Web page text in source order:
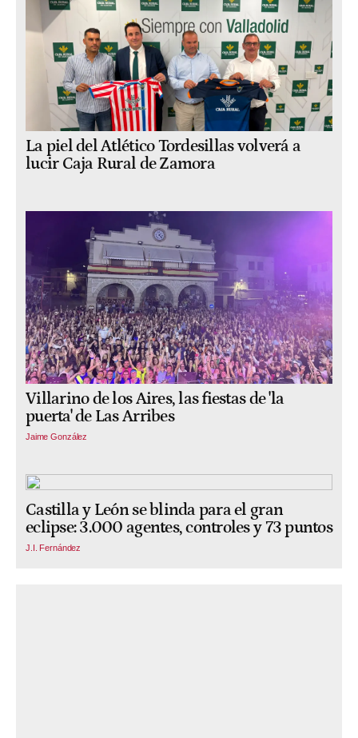
La piel del Atlético Tordesillas volverá a
lucir Caja Rural de Zamora
Villarino de los Aires, las fiestas de 'la
puerta' de Las Arribes
Jaime González
Castilla y León se blinda para el gran
eclipse: 3.000 agentes, controles y 73 puntos
J.I. Fernández